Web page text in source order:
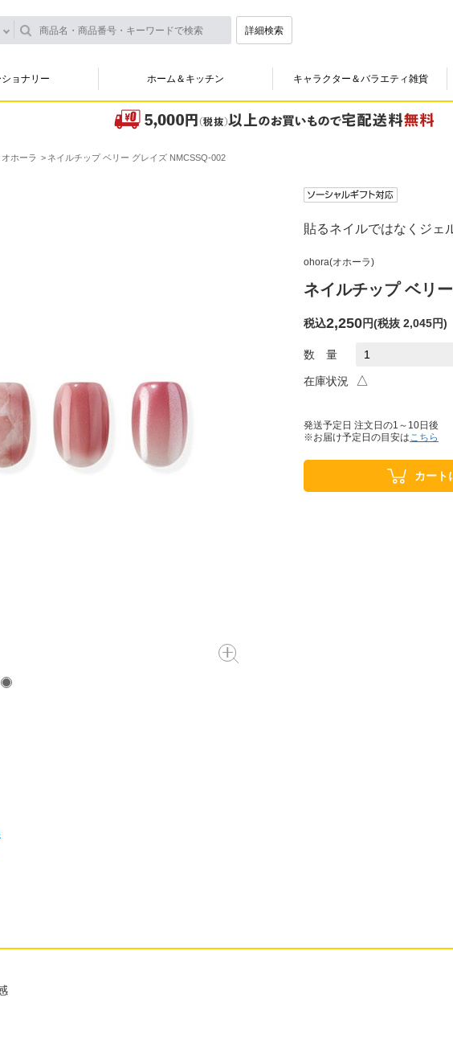
詳細検索
ショナリー ホーム＆キッチン キャラクター＆バラエティ雑貨
オホーラ ネイルチップ ベリー グレイズ NMCSSQ-002
貼るネイルではなくジェ
ohora(オホーラ)
ネイルチップ ベリ
税込2,250円(税抜 2,045円)
数 量
在庫状況 △
発送予定日 注文日の1～10日後
※お届け予定日の目安はこちら
カート